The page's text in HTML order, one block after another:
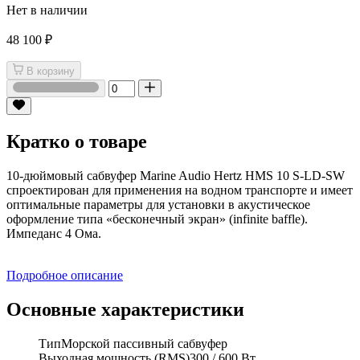
Нет в наличии
48 100 ₽
В корзину
Кратко о товаре
10-дюймовый сабвуфер Marine Audio Hertz HMS 10 S-LD-SW
спроектирован для применения на водном транспорте и имеет
оптимальные параметры для установки в акустическое
оформление типа «бесконечный экран» (infinite baffle).
Импеданс 4 Ома.
Подробное описание
Основные характеристики
ТипМорской пассивный сабвуфер